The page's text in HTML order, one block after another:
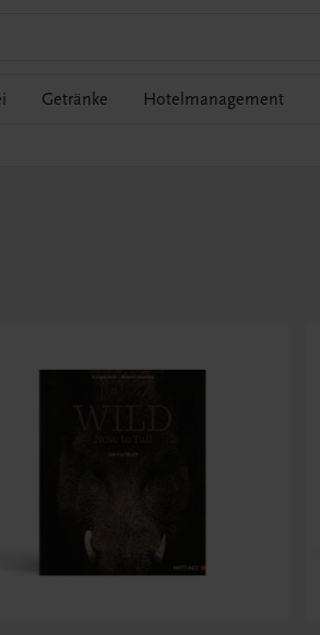
Getränke Hotelmanagement